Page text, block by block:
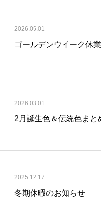
2026.05.01
ゴールデンウイーク休業
2026.03.01
2月誕生色＆伝統色まと
2025.12.17
冬期休暇のお知らせ